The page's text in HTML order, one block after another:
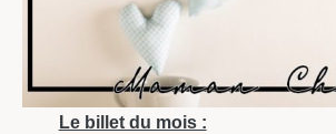
Le billet du mois :